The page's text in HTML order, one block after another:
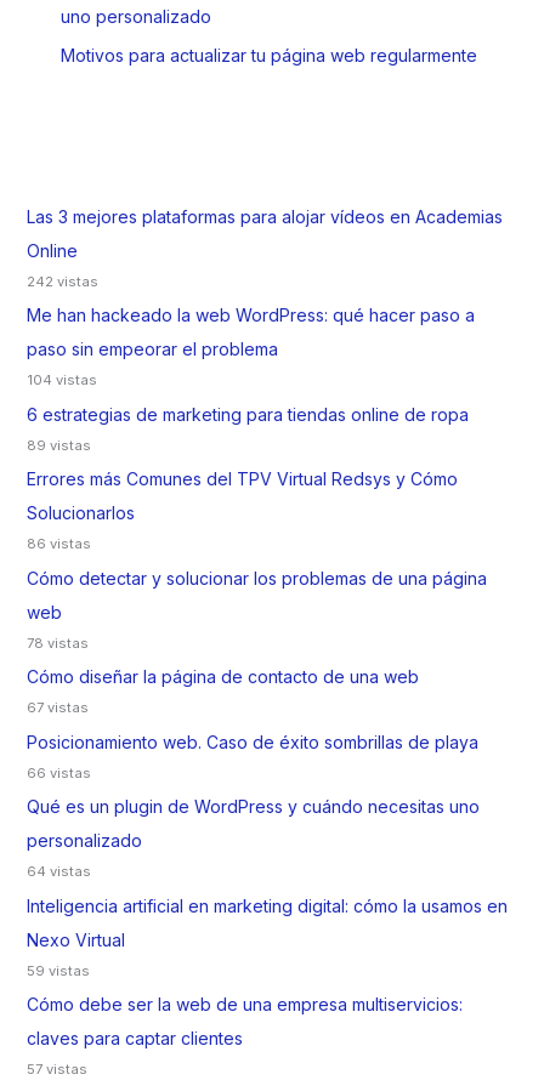
uno personalizado
Motivos para actualizar tu página web regularmente
Las 3 mejores plataformas para alojar vídeos en Academias
Online
242 vistas
Me han hackeado la web WordPress: qué hacer paso a
paso sin empeorar el problema
104 vistas
6 estrategias de marketing para tiendas online de ropa
89 vistas
Errores más Comunes del TPV Virtual Redsys y Cómo
Solucionarlos
86 vistas
Cómo detectar y solucionar los problemas de una página
web
78 vistas
Cómo diseñar la página de contacto de una web
67 vistas
Posicionamiento web. Caso de éxito sombrillas de playa
66 vistas
Qué es un plugin de WordPress y cuándo necesitas uno
personalizado
64 vistas
Inteligencia artificial en marketing digital: cómo la usamos en
Nexo Virtual
59 vistas
Cómo debe ser la web de una empresa multiservicios:
claves para captar clientes
57 vistas